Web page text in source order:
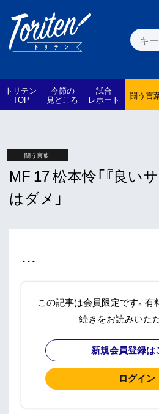
トリテン
TOP
今節の
見どころ
試合
レポート 闘う言
闘う言葉
MF 17 松本怜「『良い
はダメ」
・・・
この記事は会員限定です。有
続きをお読みいた
新規会員登録は
ログイン